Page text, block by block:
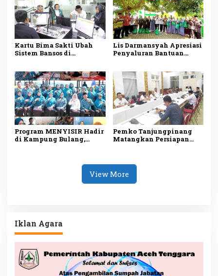
Kartu Bima Sakti Ubah
Sistem Bansos di
Riwayat Bantuan Tercatat
dalam Satu Data
Lis Darmansyah Apresiasi
Penyaluran Bantuan
Gotong Royong
Program MENYISIR Hadir
di Kampung Bulang,
Pembinaan Keluarga
Pemko Tanjungpinang
Matangkan Persiapan
Masjid
View More
Iklan Agara